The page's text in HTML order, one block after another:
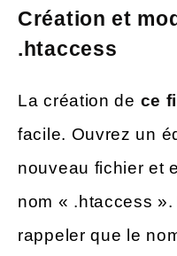
Création et
.htaccess
La création de ce
facile. Ouvrez un
nouveau fichier et
nom « .htaccess
rappeler que le